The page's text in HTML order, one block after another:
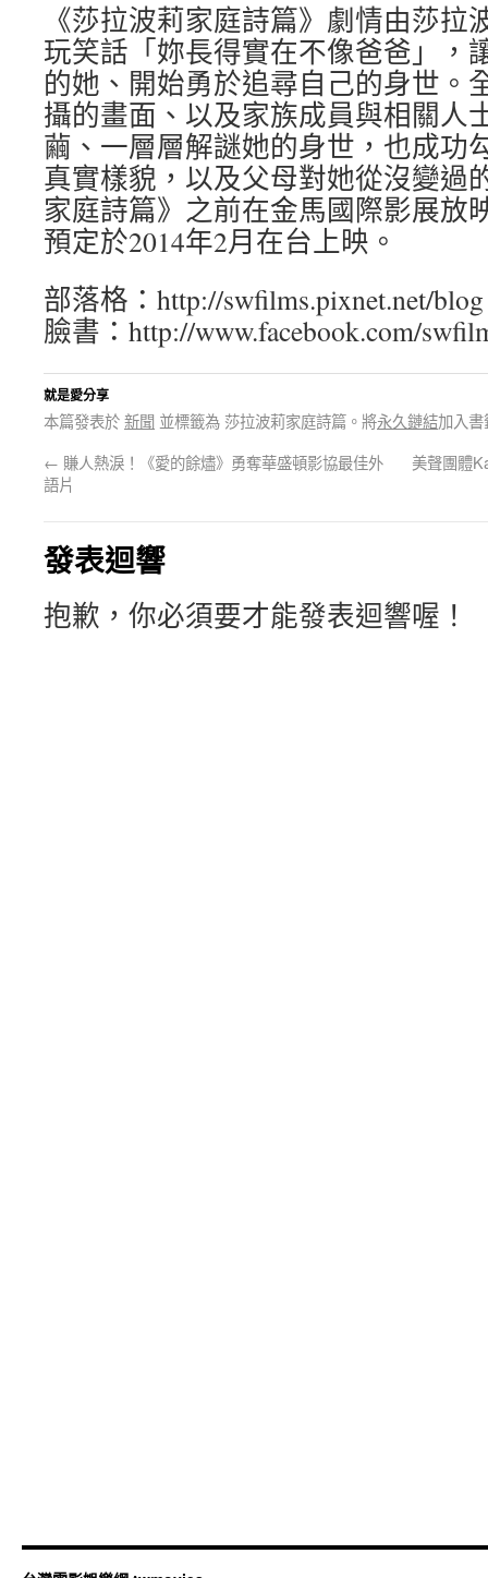
《莎拉波莉家庭詩篇》劇情由莎拉
玩笑話「妳長得實在不像爸爸」，
的她、開始勇於追尋自己的身世。
攝的畫面、以及家族成員與相關人
繭、一層層解謎她的身世，也成功
真實樣貌，以及父母對她從沒變
家庭詩篇》之前在金馬國際影展放
預定於2014年2月在台上映。
部落格：http://swfilms.pixnet.net/blog
臉書：http://www.facebook.com/
就是愛分享
本篇發表於新聞 並標籤為 莎拉波莉家庭詩篇。將永久鏈結加入書
← 賺人熱淚！《愛的餘燼》勇奪華盛頓影協最佳外
語片
美聲團體
發表迴響
抱歉，你必須要才能發表迴響喔！